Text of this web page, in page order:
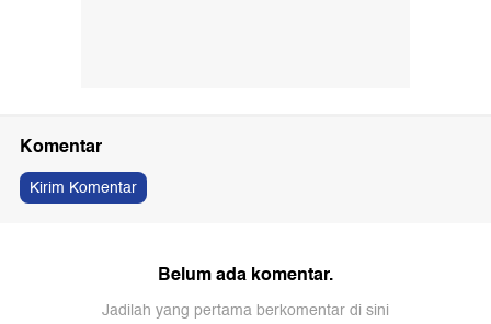
Komentar
Kirim Komentar
Belum ada komentar.
Jadilah yang pertama berkomentar di sini